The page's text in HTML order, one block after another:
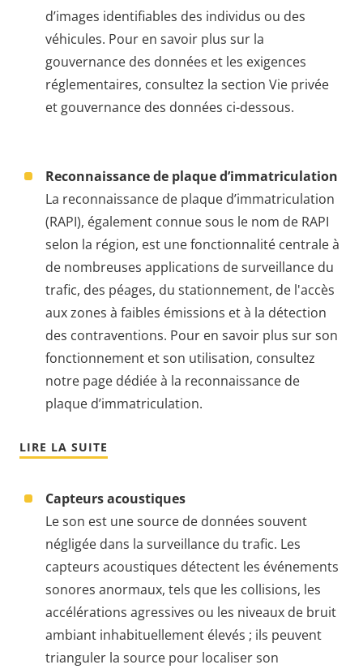
d’images identifiables des individus ou des
véhicules. Pour en savoir plus sur la
gouvernance des données et les exigences
réglementaires, consultez la section Vie privée
et gouvernance des données ci-dessous.
Reconnaissance de plaque d’immatriculation
La reconnaissance de plaque d’immatriculation
(RAPI), également connue sous le nom de RAPI
selon la région, est une fonctionnalité centrale à
de nombreuses applications de surveillance du
trafic, des péages, du stationnement, de l'accès
aux zones à faibles émissions et à la détection
des contraventions. Pour en savoir plus sur son
fonctionnement et son utilisation, consultez
notre page dédiée à la reconnaissance de
plaque d’immatriculation.
LIRE LA SUITE
Capteurs acoustiques
Le son est une source de données souvent
négligée dans la surveillance du trafic. Les
capteurs acoustiques détectent les événements
sonores anormaux, tels que les collisions, les
accélérations agressives ou les niveaux de bruit
ambiant inhabituellement élevés ; ils peuvent
trianguler la source pour localiser son